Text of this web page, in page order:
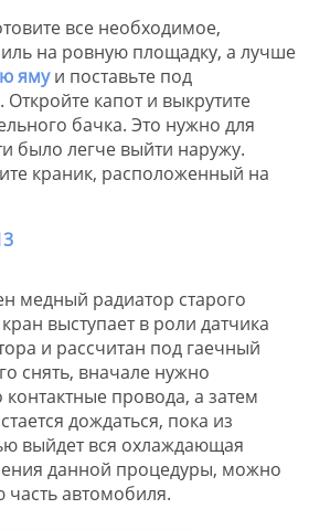
все необходимое,
на ровную площадку, а лучше
ямуи поставьте под
капот и выкрутите
бачка. Это нужно для
было легче выйти наружу.
краник, расположенный на
медный радиатор старого
выступает в роли датчика
и рассчитан под гаечный
снять, вначале нужно
контактные провода, а затем
дождаться, пока из
выйдет вся охлаждающая
данной процедуры, можно
автомобиля.